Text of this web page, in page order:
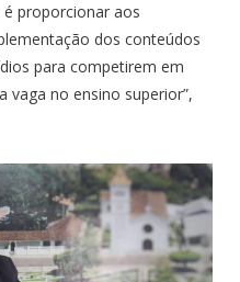
proporcionar aos
dos conteúdos
para competirem em
vaga no ensino superior”,